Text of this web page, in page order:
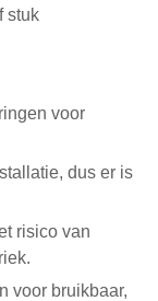
stuk
voor
dus er is
risico van
voor bruikbaar,